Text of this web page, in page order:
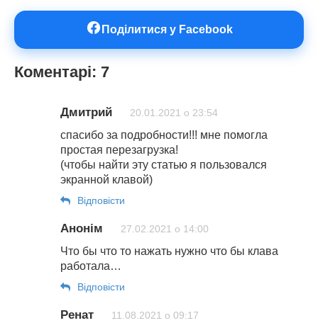
Поділитися у Facebook
Коментарі: 7
Дмитрий 20.01.2021 о 23:54
спасибо за подробности!!! мне помогла
простая перезагрузка!
(чтобы найти эту статью я пользовался
экранной клавой)
Відповіcти
Анонім 27.02.2021 о 14:00
Что бы что то нажать нужно что бы клава
работала…
Відповіcти
Ренат 11.08.2021 о 09:17